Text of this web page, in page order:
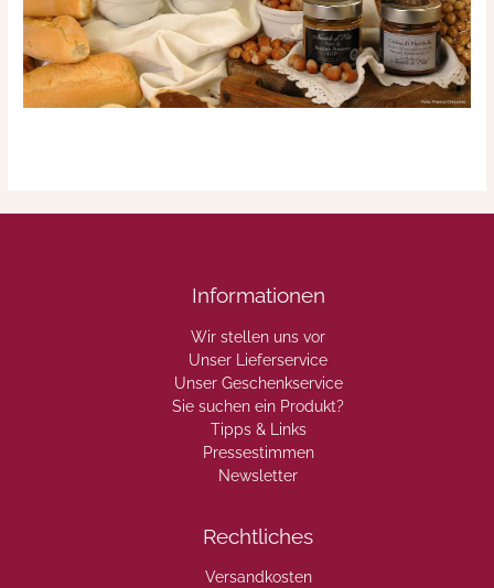
Informationen
Wir stellen uns vor
Unser Lieferservice
Unser Geschenkservice
Sie suchen ein Produkt?
Tipps & Links
Pressestimmen
Newsletter
Rechtliches
Versandkosten